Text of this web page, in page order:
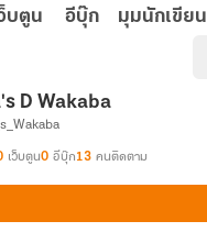
บตูน อีบุ๊ก มุมนักเขียน
D Wakaba
เว็บตูน0 อีบุ๊ก13 คนติดตาม